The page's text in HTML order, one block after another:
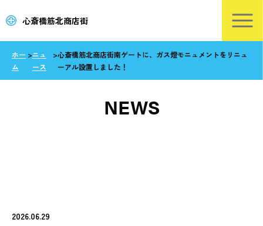
心斎橋筋北商店街
ホー
ム
>ニュ
ース
>心斎橋筋北商店街南ゲートに、ガス燈モニュメントをリニュ
ーアル設置しました！
NEWS
2026.06.29